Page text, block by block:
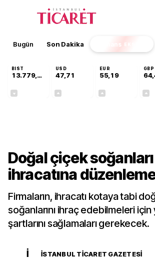
Bugün Son Dakika Finans EKSTRA
BIST
13.779,39
USD
47,71
EUR
55,19
GBP
Doğal çiçek soğanları
ihracatına
Firmaların, ihracatı kotaya tabi
soğanlarını ihraç edebilmeleri
şartlarını sağlamaları gerekecek.
İ İSTANBUL TICARET GAZETESI